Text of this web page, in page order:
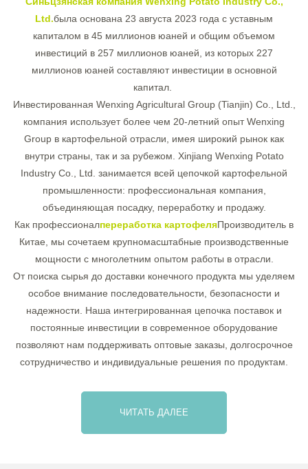
Ltd.была основана 23 августа 2023 года с уставным
капиталом в 45 миллионов юаней и общим объемом
инвестиций в 257 миллионов юаней, из которых 227
миллионов юаней составляют инвестиции в основной
капитал.
Инвестированная Wenxing Agricultural Group (Tianjin) Co., Ltd.,
компания использует более чем 20-летний опыт Wenxing
Group в картофельной отрасли, имея широкий рынок как
внутри страны, так и за рубежом. Xinjiang Wenxing Potato
Industry Co., Ltd. занимается всей цепочкой картофельной
промышленности: профессиональная компания,
объединяющая посадку, переработку и продажу.
Как профессионалпереработка картофеляПроизводитель в
Китае, мы сочетаем крупномасштабные производственные
мощности с многолетним опытом работы в отрасли.
От поиска сырья до доставки конечного продукта мы уделяем
особое внимание последовательности, безопасности и
надежности. Наша интегрированная цепочка поставок и
постоянные инвестиции в современное оборудование
позволяют нам поддерживать оптовые заказы, долгосрочное
сотрудничество и индивидуальные решения по продуктам.
ЧИТАТЬ ДАЛЕЕ